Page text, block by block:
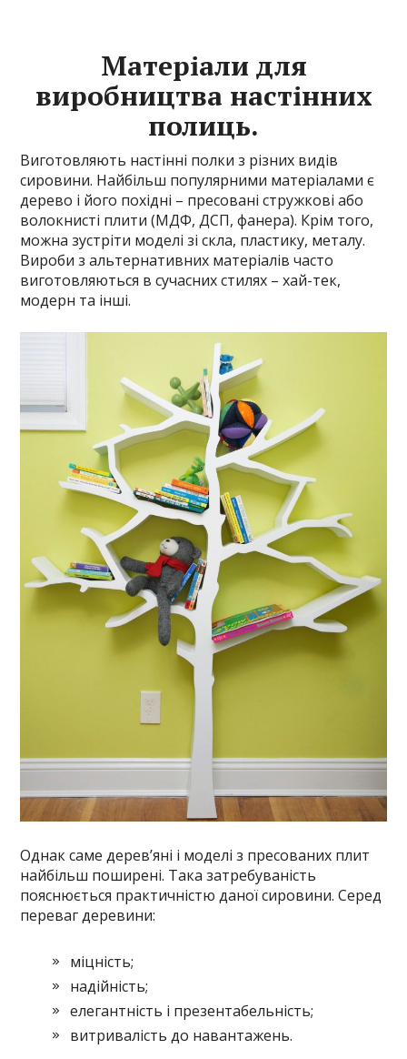
Матеріали для
виробництва настінних
полиць.
Виготовляють настінні полки з різних видів
сировини. Найбільш популярними матеріалами є
дерево і його похідні – пресовані стружкові або
волокнисті плити (МДФ, ДСП, фанера). Крім того,
можна зустріти моделі зі скла, пластику, металу.
Вироби з альтернативних матеріалів часто
виготовляються в сучасних стилях – хай-тек,
модерн та інші.
Однак саме дерев’яні і моделі з пресованих плит
найбільш поширені. Така затребуваність
пояснюється практичністю даної сировини. Серед
переваг деревини:
міцність;
надійність;
елегантність і презентабельність;
витривалість до навантажень.